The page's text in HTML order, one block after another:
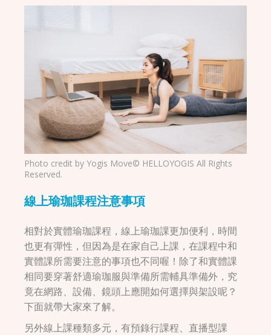
Photo credit byYogis Move© HELLOYOGIS All Rights
Reserved.
線上瑜珈課程注意事項
相對於實體瑜珈課程，線上瑜珈課更加便利，時間
也更有彈性，但因為是在家自己上課，在課程中和
實體課所需要注意的事項也不同喔！除了和實體課
相同要穿著舒適瑜珈服與準備所需輔具準備外，究
竟在網路、設備、鏡頭上應開如何選擇與架設呢？
下面就帶大家來了解。
另外線上課種類多元，有預錄行課程、直播型課